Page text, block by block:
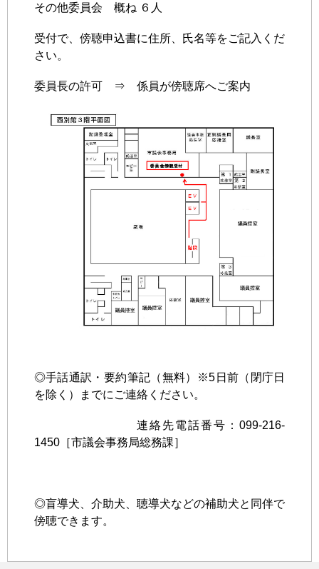
その他委員会 概ね ６人
受付で、傍聴申込書に住所、氏名等をご記入くだ
さい。
委員長の許可 ⇒ 係員が傍聴席へご案内
◎手話通訳・要約筆記（無料）※5日前（閉庁日
を除く）までにご連絡ください。
連絡先電話番号：099-216-
1450［市議会事務局総務課］
◎盲導犬、介助犬、聴導犬などの補助犬と同伴で
傍聴できます。